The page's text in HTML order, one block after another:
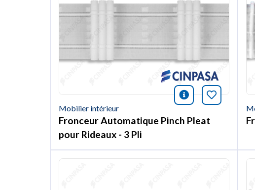
icono Marquer
Mobilier intérieur
Fronceur Automatique Pinch Pleat
pour Rideaux - 3 Pli